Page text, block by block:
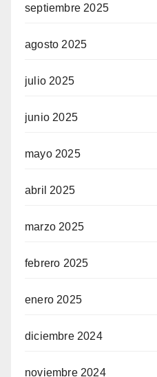
septiembre 2025
agosto 2025
julio 2025
junio 2025
mayo 2025
abril 2025
marzo 2025
febrero 2025
enero 2025
diciembre 2024
noviembre 2024